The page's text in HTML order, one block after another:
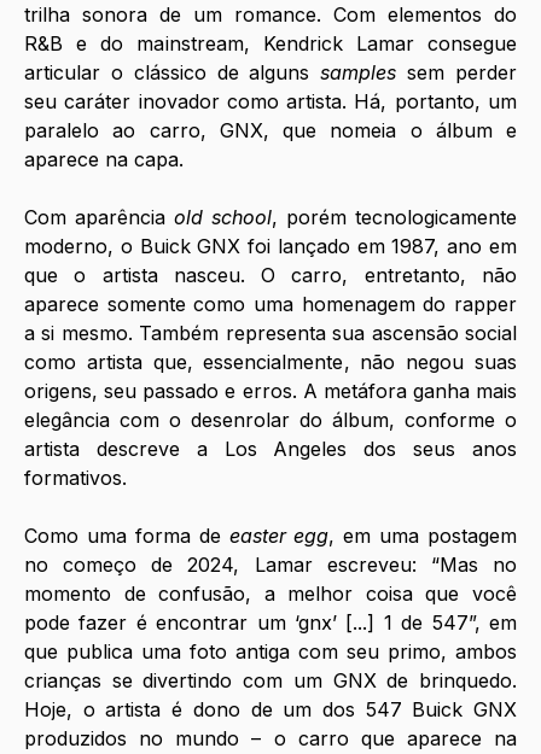
trilha sonora de um romance. Com elementos do
R&B e do mainstream, Kendrick Lamar consegue
articular o clássico de alguns samples sem perder
seu caráter inovador como artista. Há, portanto, um
paralelo ao carro, GNX, que nomeia o álbum e
aparece na capa.
Com aparência old school, porém tecnologicamente
moderno, o Buick GNX foi lançado em 1987, ano em
que o artista nasceu. O carro, entretanto, não
aparece somente como uma homenagem do rapper
a si mesmo. Também representa sua ascensão social
como artista que, essencialmente, não negou suas
origens, seu passado e erros. A metáfora ganha mais
elegância com o desenrolar do álbum, conforme o
artista descreve a Los Angeles dos seus anos
formativos.
Como uma forma de easter egg, em uma postagem
no começo de 2024, Lamar escreveu: “Mas no
momento de confusão, a melhor coisa que você
pode fazer é encontrar um ‘gnx’ [...] 1 de 547”, em
que publica uma foto antiga com seu primo, ambos
crianças se divertindo com um GNX de brinquedo.
Hoje, o artista é dono de um dos 547 Buick GNX
produzidos no mundo – o carro que aparece na